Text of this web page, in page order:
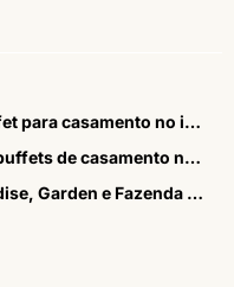
Qual o valor médio de um buffet para casamento no interior de SP?
As 12 melhores empresas de buffets de casamento no interior de SP para 2026
1. Bisutti – Chez Lake Paradise, Garden e Fazenda Fortaleza